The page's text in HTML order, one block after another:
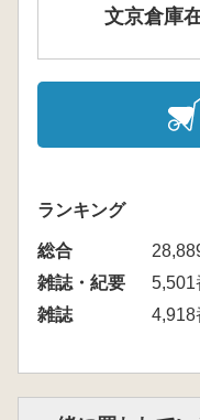
文京倉庫
ランキング
総合
雑誌・紀要
5,501
雑誌
4,918